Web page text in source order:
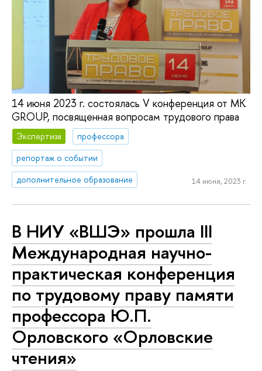
14 июня 2023 г. состоялась V конференция от MK
GROUP, посвященная вопросам трудового права
Экспертиза
профессора
репортаж о событии
дополнительное образование
14 июня, 2023 г.
В НИУ «ВШЭ» прошла III
Международная научно-
практическая конференция
по трудовому праву памяти
профессора Ю.П.
Орловского «Орловские
чтения»